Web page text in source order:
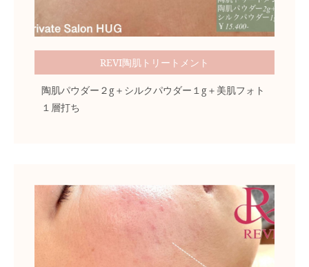
REVI陶肌トリートメント
陶肌パウダー２g＋シルクパウダー１g＋美肌フォト
１層打ち